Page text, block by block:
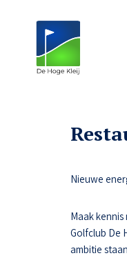
Nieuwe
Maak
Golfclub De
ambitie